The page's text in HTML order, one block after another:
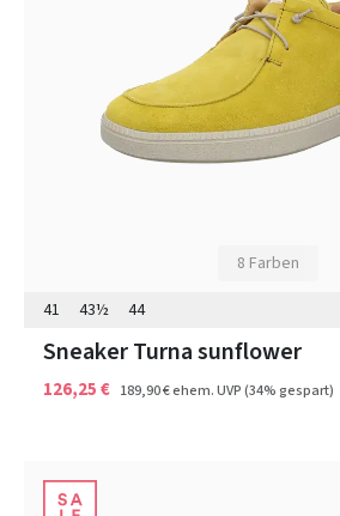
8 Farben
41
43½ 44
Sneaker Turna sunflower
126,25 € 189,90 €ehem. UVP(34% gespart)